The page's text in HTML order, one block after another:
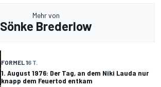
Mehr von
Sönke Brederlow
FORMEL 16 T.
1. August 1976: Der Tag, an dem Niki Lauda nur
knapp dem Feuertod entkam